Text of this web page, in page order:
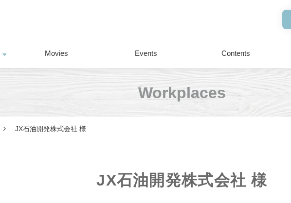
Movies Events Contents
Workplaces
JX石油開発株式会社 様
JX石油開発株式会社 様